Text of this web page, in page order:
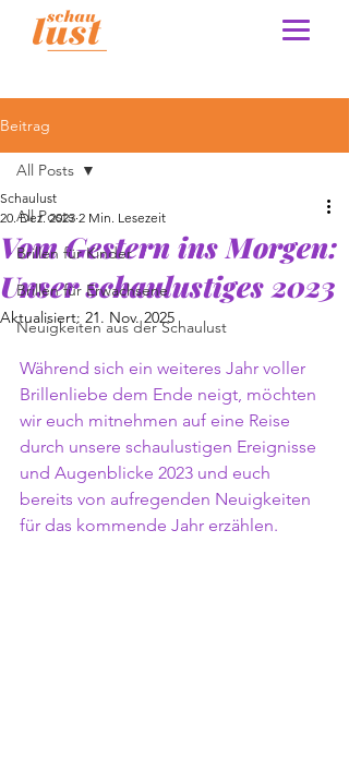
Beitrag
All Posts
Brillen für Kinder
Brillen für Erwachsene
Neuigkeiten aus der Schaulust
All Posts
Vom Gestern ins Morgen:
Unser schaulustiges 2023
Schaulust
20. Dez. 2023 2 Min. Lesezeit
Aktualisiert: 21. Nov. 2025
Während sich ein weiteres Jahr voller
Brillenliebe dem Ende neigt, möchten
wir euch mitnehmen auf eine Reise
durch unsere schaulustigen Ereignisse
und Augenblicke 2023 und euch
bereits von aufregenden Neuigkeiten
für das kommende Jahr erzählen.